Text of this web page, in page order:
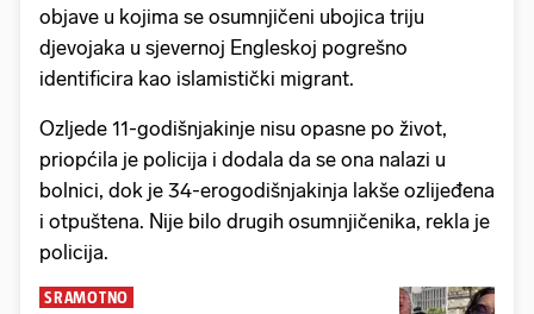
objave u kojima se osumnjičeni ubojica triju
djevojaka u sjevernoj Engleskoj pogrešno
identificira kao islamistički migrant.
Ozljede 11-godišnjakinje nisu opasne po život,
priopćila je policija i dodala da se ona nalazi u
bolnici, dok je 34-erogodišnjakinja lakše ozlijeđena
i otpuštena. Nije bilo drugih osumnjičenika, rekla je
policija.
SRAMOTNO